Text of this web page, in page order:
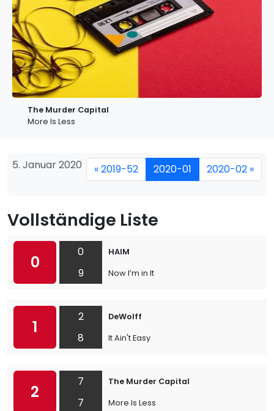
The Murder Capital
More Is Less
5. Januar 2020 « 2019-52 2020-01 2020-02 »
Vollständige Liste
0
0
9
HAIM
Now I’m in It
1
2
8
DeWolff
It Ain't Easy
2
7
7
The Murder Capital
More Is Less